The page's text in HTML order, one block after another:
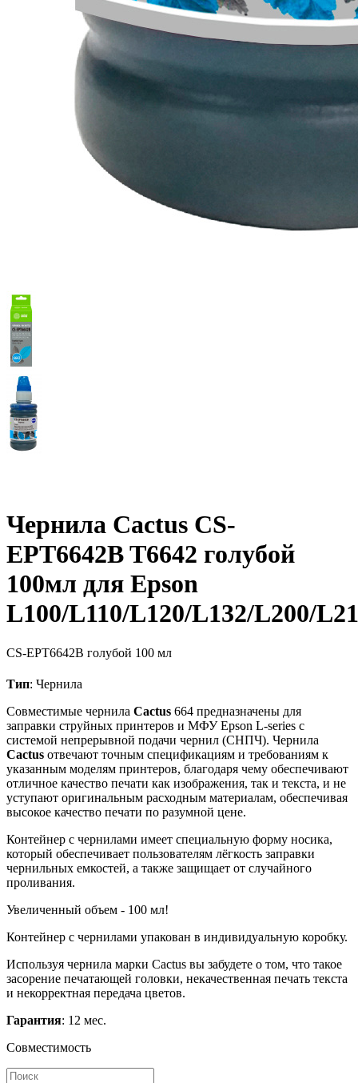
Чернила Cactus CS-
EPT6642B T6642 голубой
100мл для Epson
L100/L110/L120/L132/L200/
CS-EPT6642B голубой 100 мл
Тип: Чернила
Совместимые чернила Cactus 664 предназначены для
заправки струйных принтеров и МФУ Epson L-series с
системой непрерывной подачи чернил (СНПЧ). Чернила
Cactus отвечают точным спецификациям и требованиям к
указанным моделям принтеров, благодаря чему обеспечивают
отличное качество печати как изображения, так и текста, и не
уступают оригинальным расходным материалам, обеспечивая
высокое качество печати по разумной цене.
Контейнер с чернилами имеет специальную форму носика,
который обеспечивает пользователям лёгкость заправки
чернильных емкостей, а также защищает от случайного
проливания.
Увеличенный объем - 100 мл!
Контейнер с чернилами упакован в индивидуальную коробку.
Используя чернила марки Cactus вы забудете о том, что такое
засорение печатающей головки, некачественная печать текста
и некорректная передача цветов.
Гарантия: 12 мес.
Совместимость